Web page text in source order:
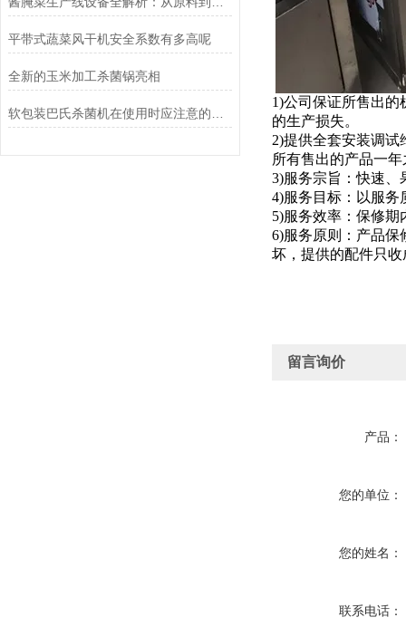
平带式蔬菜风干机安全系数有多高呢
全新的玉米加工杀菌锅亮相
1)公司保证所售出
的生产损失。
2)提供全套安装调
所有售出的产品一
3)服务宗旨：快速
4)服务目标：以服务
5)服务效率：保修
6)服务原则：产品保
坏，提供的配件只
留言询价
产品：
您的单位：
您的姓名：
联系电话：